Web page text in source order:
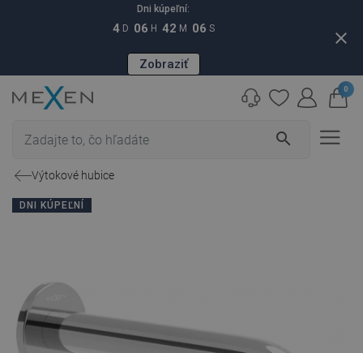
Dni kúpeľní:
4 D 06 H 42 M 05 S
Zobraziť
close
search
0
Výtokové hubice
DNI KÚPEĽNÍ